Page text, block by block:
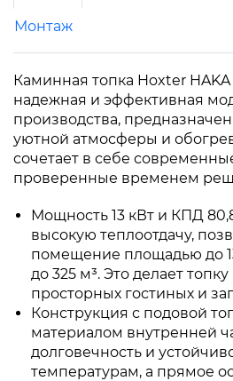
Монтаж
Каминная топка Hoxter HAKA
надежная и эффективная
производства,
уютной атмосферы и
сочетает в себе
проверенные временем
Мощность 13 кВт и КПД
высокую теплоотдачу,
помещение площадью до
до 325 м³. Это делает
просторных гостиных и
Конструкция с подовой
материалом внутренней
долговечность и
температурам, а прямое